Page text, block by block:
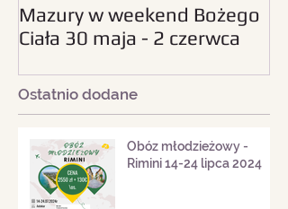
Mazury w weekend Bożego
Ciała 30 maja - 2 czerwca
Ostatnio dodane
Obóz młodzieżowy -
Rimini 14-24 lipca 2024